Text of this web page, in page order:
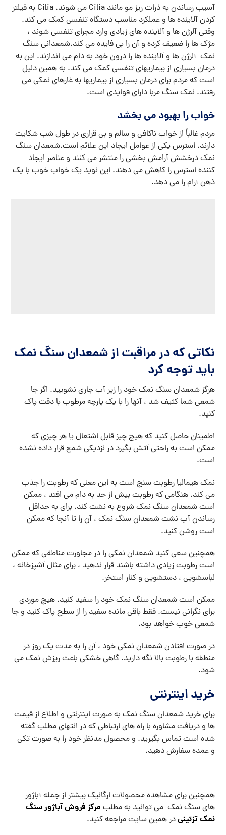
آسیب رساندن به ذرات ریز مو مانند Cilia می شوند. Cilia به فیلتر
کردن آلاینده ها و عملکرد مناسب دستگاه تنفسی کمک می کند.
وقتی آلرژن ها و آلاینده های زیادی وارد مجرای تنفسی شوند ،
مژک ها را ضعیف کرده و آن را بی فایده می کند.شمعدانی سنگ
نمک آلرژن ها و آلاینده ها را درون خود به دام می اندازند. این به
درمان بسیاری از بیماریهای تنفسی کمک می کند. به همین دلیل
است که مردم برای درمان بسیاری از بیماریها به غارهای نمکی می
رفتند. نمک سنگ مربا دارای فوایدی است.
خواب را بهبود می بخشد
مردم غالباً از خواب ناکافی و سالم و بی قراری در طول شب شکایت
دارند. استرس یکی از عوامل ایجاد این علائم است.شمعدان سنگ
نمک درخشش آرامش بخشی را منتشر می کنند و عناصر ایجاد
کننده استرس را کاهش می دهند. این نوید یک خواب خوب با یک
ذهن آرام را می دهد.
نکاتی که در مراقبت از شمعدان سنگ نمک
باید توجه کرد
هرگز شمعدان سنگ نمک خود را زیر آب جاری نشویید. اگر جا
شمعی شما کثیف شد ، آنها را با یک پارچه مرطوب با دقت پاک
کنید.
اطمینان حاصل کنید که هیچ چیز قابل اشتعال یا هر چیزی که
ممکن است به راحتی آتش بگیرد در نزدیکی شمع قرار داده نشده
است.
نمک هیمالیا رطوبت سنج است به این معنی که رطوبت را جذب
می کند. هنگامی که رطوبت بیش از حد به دام می افتد ، ممکن
است شمعدان سنگ نمک شروع به نشت کند. برای به حداقل
رساندن آب نشت شمعدان سنگ نمک ، آن را تا آنجا که ممکن
است روشن کنید.
همچنین سعی کنید شمعدان نمکی را در مجاورت مناطقی که ممکن
است رطوبت زیادی داشته باشند قرار ندهید ، برای مثال آشپزخانه ،
لباسشویی ، دستشویی و کنار استخر.
ممکن است شمعدان سنگ نمک خود را سفید کنید. هیچ موردی
برای نگرانی نیست. فقط باقی مانده سفید را از سطح پاک کنید و جا
شمعی خوب خواهد بود.
در صورت افتادن شمعدان نمکی خود ، آن را به مدت یک روز در
منطقه با رطوبت بالا نگه دارید. گاهی خشکی باعث ریزش نمک می
شود.
خرید اینترنتی
برای خرید شمعدان سنگ نمک به صورت اینترنتی و اطلاع از قیمت
ها و دریافت مشاوره با راه های ارتباطی که در انتهای مطلب گفته
شده است تماس بگیرید. و محصول مدنظر خود را به صورت تکی
و عمده سفارش دهید.
همچنین برای مشاهده محصولات ارگانیک بیشتر از جمله آباژور
های سنگ نمک می توانید به مطلب مرکز فروش آباژور سنگ
نمک تزئینیدر همین سایت مراجعه کنید.